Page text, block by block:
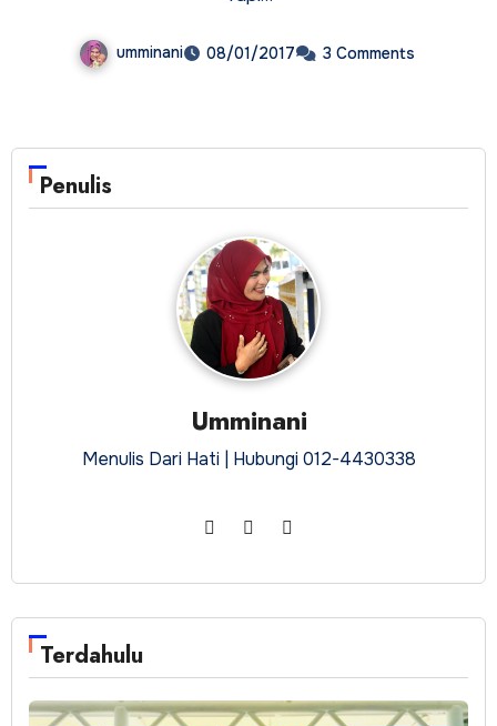
umminani 08/01/2017 3 Comments
Penulis
Umminani
Menulis Dari Hati | Hubungi 012-4430338
Terdahulu